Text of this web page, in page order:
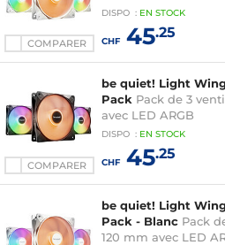
COMPARER
LED ARGB
DISPO : EN STOCK
CHF45.25
COMPARER
be quiet! Light
Pack Pack de 3
avec LED ARGB
DISPO : EN STOCK
CHF45.25
be quiet! Light
Pack - Blanc Pack
120 mm avec LED